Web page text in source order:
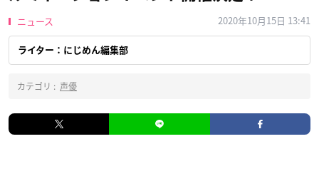
ニュース 2020年10月15日 13:41
ライター：にじめん編集部
カテゴリ : 声優